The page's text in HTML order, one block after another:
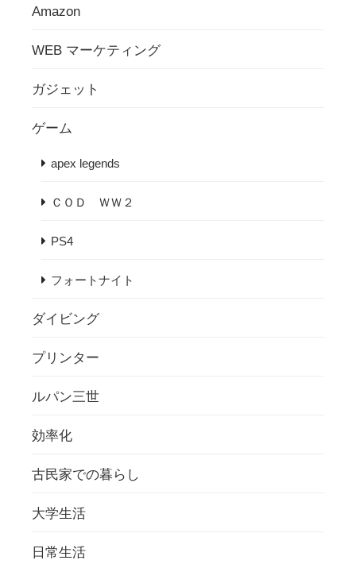
Amazon
WEB マーケティング
ガジェット
ゲーム
apex legends
ＣＯＤ ＷＷ２
PS4
フォートナイト
ダイビング
プリンター
ルパン三世
効率化
古民家での暮らし
大学生活
日常生活